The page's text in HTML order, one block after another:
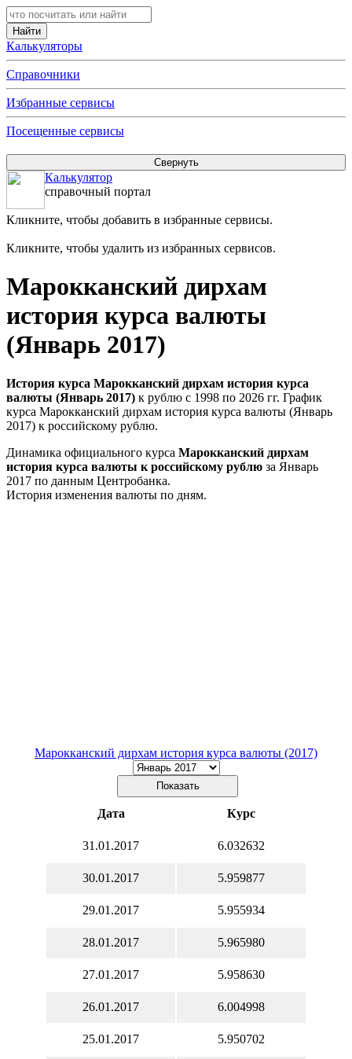
Калькуляторы
Справочники
Избранные сервисы
Посещенные сервисы
Калькулятор
справочный портал
Кликните, чтобы добавить в избранные сервисы.
Кликните, чтобы удалить из избранных сервисов.
Марокканский дирхам
история курса валюты
(Январь 2017)
История курса Марокканский дирхам история курса
валюты (Январь 2017) к рублю с 1998 по 2026 гг. График
курса Марокканский дирхам история курса валюты (Январь
2017) к российскому рублю.
Динамика официального курса Марокканский дирхам
история курса валюты к российскому рублю за Январь
2017 по данным Центробанка.
История изменения валюты по дням.
Марокканский дирхам история курса валюты (2017)
Дата Курс
31.01.2017 6.032632
30.01.2017 5.959877
29.01.2017 5.955934
28.01.2017 5.965980
27.01.2017 5.958630
26.01.2017 6.004998
25.01.2017 5.950702